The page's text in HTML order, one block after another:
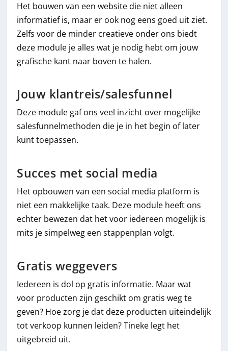
Het bouwen van een website die niet alleen
informatief is, maar er ook nog eens goed uit ziet.
Zelfs voor de minder creatieve onder ons biedt
deze module je alles wat je nodig hebt om jouw
grafische kant naar boven te halen.
Jouw klantreis/salesfunnel
Deze module gaf ons veel inzicht over mogelijke
salesfunnelmethoden die je in het begin of later
kunt toepassen.
Succes met social media
Het opbouwen van een social media platform is
niet een makkelijke taak. Deze module heeft ons
echter bewezen dat het voor iedereen mogelijk is
mits je simpelweg een stappenplan volgt.
Gratis weggevers
Iedereen is dol op gratis informatie. Maar wat
voor producten zijn geschikt om gratis weg te
geven? Hoe zorg je dat deze producten uiteindelijk
tot verkoop kunnen leiden? Tineke legt het
uitgebreid uit.